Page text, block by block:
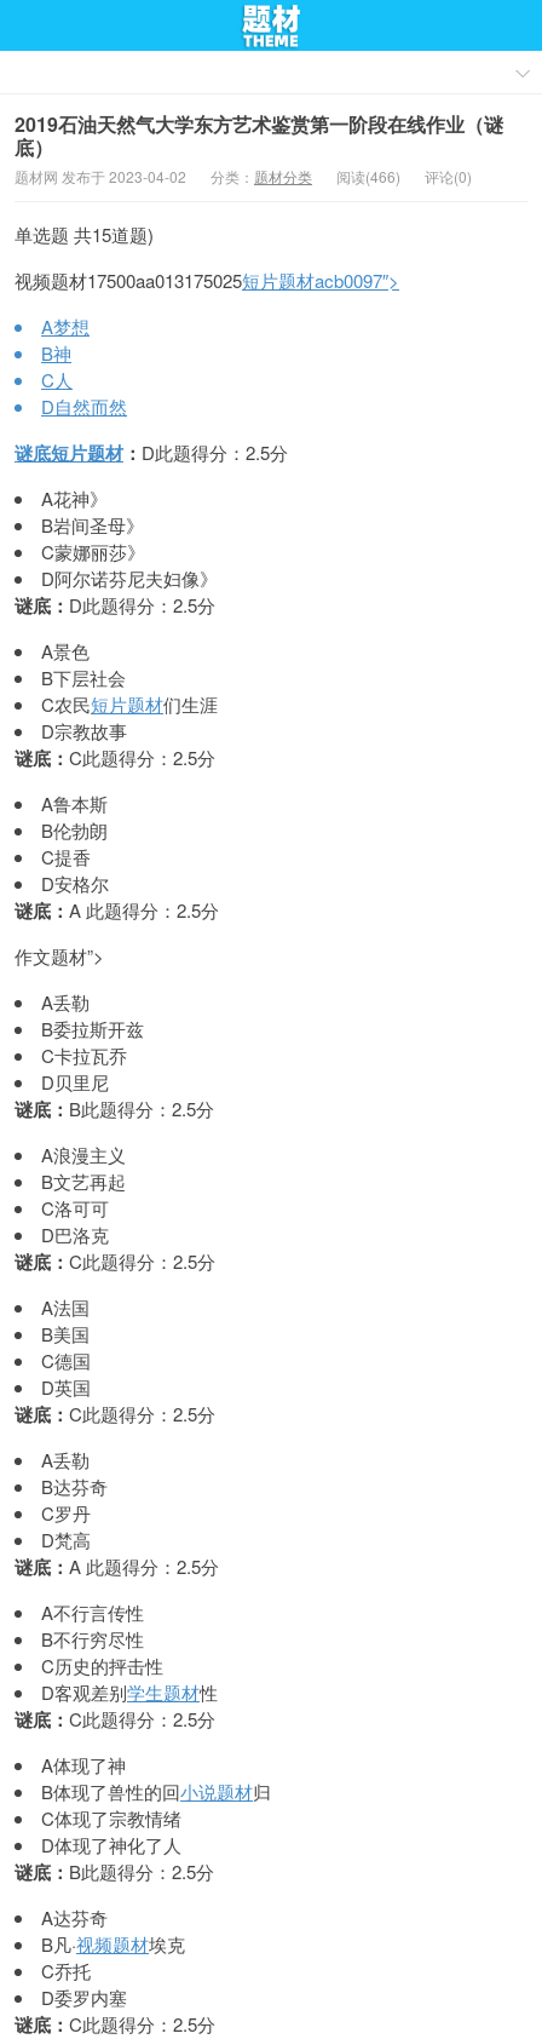
2019石油天然气大学东方艺术鉴赏第一阶段在线作业（谜
底）
题材网 发布于 2023-04-02 分类： 题材分类 阅读(466) 评论(0)
单选题 共15道题)
视频题材17500aa013175025短片题材acb0097″>
A梦想
B神
C人
D自然而然
谜底短片题材 ： D此题得分：2.5分
A花神》
B岩间圣母》
C蒙娜丽莎》
D阿尔诺芬尼夫妇像》
谜底： D此题得分：2.5分
A景色
B下层社会
C农民短片题材们生涯
D宗教故事
谜底： C此题得分：2.5分
A鲁本斯
B伦勃朗
C提香
D安格尔
谜底： A 此题得分：2.5分
作文题材”>
A丢勒
B委拉斯开兹
C卡拉瓦乔
D贝里尼
谜底： B此题得分：2.5分
A浪漫主义
B文艺再起
C洛可可
D巴洛克
谜底： C此题得分：2.5分
A法国
B美国
C德国
D英国
谜底： C此题得分：2.5分
A丢勒
B达芬奇
C罗丹
D梵高
谜底： A 此题得分：2.5分
A不行言传性
B不行穷尽性
C历史的抨击性
D客观差别学生题材性
谜底： C此题得分：2.5分
A体现了神
B体现了兽性的回小说题材归
C体现了宗教情绪
D体现了神化了人
谜底： B此题得分：2.5分
A达芬奇
B凡·视频题材埃克
C乔托
D委罗内塞
谜底： C此题得分：2.5分